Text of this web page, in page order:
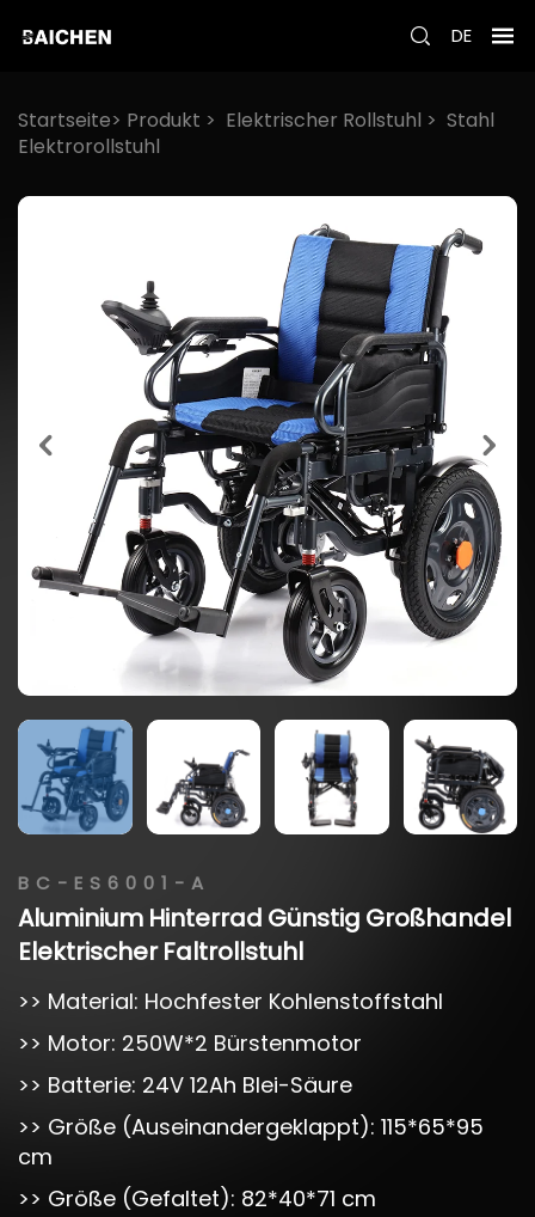
DE
Startseite> Produkt > Elektrischer Rollstuhl > Stahl
Elektrorollstuhl
BC-ES6001-A
Aluminium Hinterrad Günstig Großhandel
Elektrischer Faltrollstuhl
>> Material: Hochfester Kohlenstoffstahl
>> Motor: 250W*2 Bürstenmotor
>> Batterie: 24V 12Ah Blei-Säure
>> Größe (Auseinandergeklappt): 115*65*95
cm
>> Größe (Gefaltet): 82*40*71 cm